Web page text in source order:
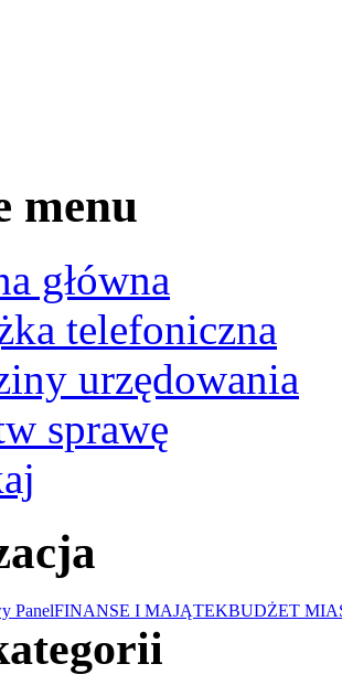
menu
główna
telefoniczna
urzędowania
sprawę
PanelFINANSE I MAJĄTEKBUDŻET